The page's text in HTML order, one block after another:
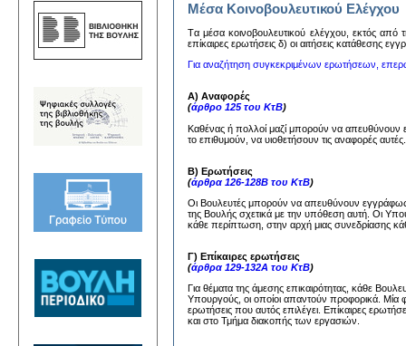
Μέσα Κοινοβουλευτικού Ελέγχου
Tα μέσα κoινoβoυλευτικoύ ελέγχoυ, εκτός από
επίκαιρες ερωτήσεις δ) oι αιτήσεις κατάθεσης
Για αναζήτηση συγκεκριμένων ερωτήσεων,
Α) Αναφορές
(άρθρο 125 του ΚτΒ)
Καθένας ή πολλοί μαζί μπορούν να
το επιθυμούν, να υιοθετήσουν τις αναφορές
Β) Ερωτήσεις
(άρθρα 126-128Β του ΚτΒ)
Οι Βουλευτές μπορούν να απευθύνουν
της Βουλής σχετικά με την υπόθεση αυτή. Οι
κάθε περίπτωση, στην αρχή μιας συνεδρίασης
Γ) Επίκαιρες ερωτήσεις
(άρθρα 129-132Α του ΚτΒ)
Για θέματα της άμεσης επικαιρότητας, κάθε
Υπουργούς, οι οποίοι απαντούν προφορικά. Μία
ερωτήσεις που αυτός επιλέγει. Επίκαιρες
και στο Τμήμα διακοπής των εργασιών.